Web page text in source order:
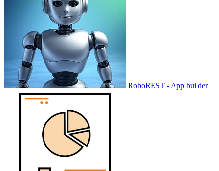
RoboREST - App builder